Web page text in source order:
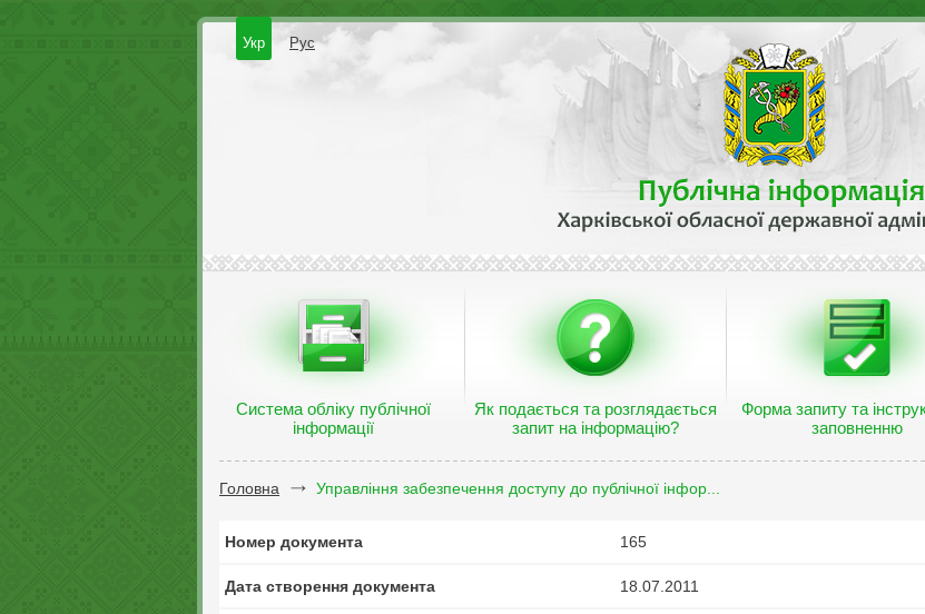
Укр Рус
Система обліку публічної
інформації
Як подається та розглядається
запит на інформацію?
Форма запиту та
заповненню
Головна Управління забезпечення доступу до публічної інфор...
Номер документа 165
Дата створення документа 18.07.2011